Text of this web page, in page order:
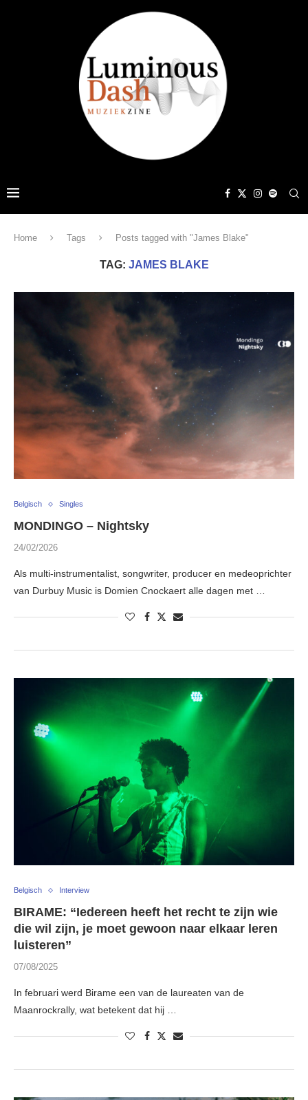
Home Tags Posts tagged with "James Blake"
TAG: JAMES BLAKE
Belgisch Singles
MONDINGO – Nightsky
24/02/2026
Als multi-instrumentalist, songwriter, producer en medeoprichter
van Durbuy Music is Domien Cnockaert alle dagen met …
Belgisch Interview
BIRAME: “Iedereen heeft het recht te zijn wie
die wil zijn, je moet gewoon naar elkaar leren
luisteren”
07/08/2025
In februari werd Birame een van de laureaten van de
Maanrockrally, wat betekent dat hij …